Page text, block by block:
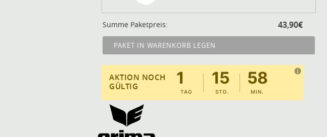
kurz schwarz Herren
Summe Paketpreis: 43,90€
PAKET IN WARENKORB LEGEN
AKTION NOCH
GÜLTIG
Montag, 10. August 20261
TAG
15
STD.
58
MIN.